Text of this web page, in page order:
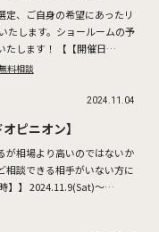
、ご自身の希望にあったリ
たします。ショールームの予
たします！ 【【開催日
※所要時間 […]
料相談
ピニオン】
が相場より高いのではないか
相談できる相手がいない方に
】】 2024.11.9(Sat)～
～2時間を予定 […]
2024.11.04